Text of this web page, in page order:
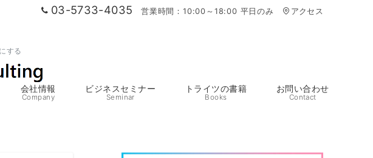
03-5733-4035 営業時間：10:00～18:00 平日のみ アクセス
する
会社情報
Company
ビジネスセミナー
Seminar
トライツの書籍
Books
お問い合わせ
Contact